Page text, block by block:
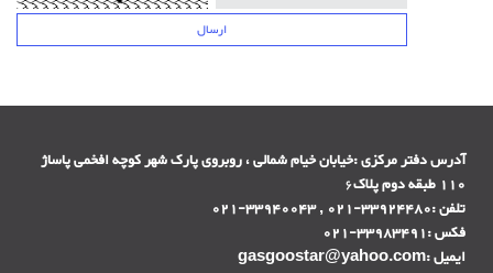
آدرس دفتر مرکزی :خیابان خیام شمالی ، روبروی پارک شهر کوچه افخمی پاساژ
110 طبقه دوم پلاک
6
تلفن :33924480-021 , 33940043-021
فکس :33983491-021
ایمیل :gasgoostar@yahoo.com